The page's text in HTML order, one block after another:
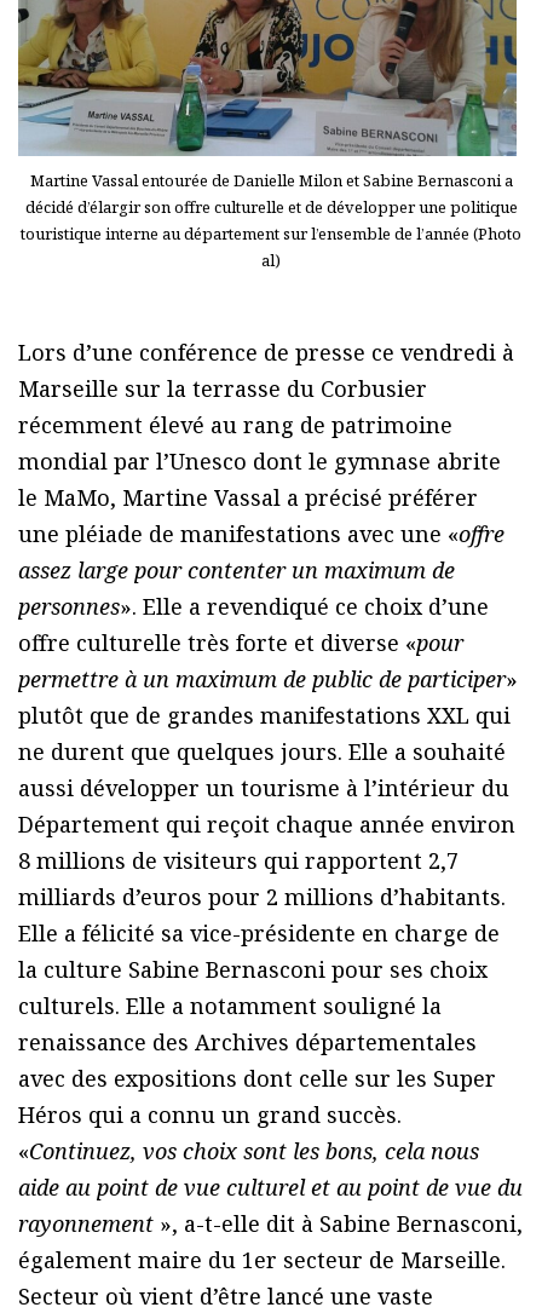
Martine Vassal entourée de Danielle Milon et Sabine Bernasconi a
décidé d’élargir son offre culturelle et de développer une politique
touristique interne au département sur l’ensemble de l’année (Photo
al)
Lors d’une conférence de presse ce vendredi à
Marseille sur la terrasse du Corbusier
récemment élevé au rang de patrimoine
mondial par l’Unesco dont le gymnase abrite
le MaMo, Martine Vassal a précisé préférer
une pléiade de manifestations avec une «offre
assez large pour contenter un maximum de
personnes». Elle a revendiqué ce choix d’une
offre culturelle très forte et diverse «pour
permettre à un maximum de public de participer»
plutôt que de grandes manifestations XXL qui
ne durent que quelques jours. Elle a souhaité
aussi développer un tourisme à l’intérieur du
Département qui reçoit chaque année environ
8 millions de visiteurs qui rapportent 2,7
milliards d’euros pour 2 millions d’habitants.
Elle a félicité sa vice-présidente en charge de
la culture Sabine Bernasconi pour ses choix
culturels. Elle a notamment souligné la
renaissance des Archives départementales
avec des expositions dont celle sur les Super
Héros qui a connu un grand succès.
«Continuez, vos choix sont les bons, cela nous
aide au point de vue culturel et au point de vue du
rayonnement », a-t-elle dit à Sabine Bernasconi,
également maire du 1er secteur de Marseille.
Secteur où vient d’être lancé une vaste